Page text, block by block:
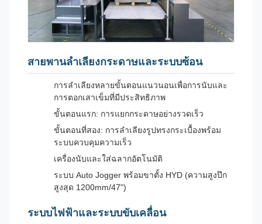
สายพานลำเลียงกระดาษและระบบซ้อน
การลำเลียงหลายขั้นตอนแนวนอนเพื่อการนับและ
การตอกเสาเข็มที่มีประสิทธิภาพ
ขั้นตอนแรก: การแยกกระดาษอย่างรวดเร็ว
ขั้นตอนที่สอง: การลำเลียงรูปทรงกระเบื้องพร้อม
ระบบควบคุมความเร็ว
เครื่องนับและใส่ฉลากอัตโนมัติ
ระบบ Auto Jogger พร้อมขาตั้ง HYD (ความสูงปึก
สูงสุด 1200mm/47")
ระบบไฟฟ้าและระบบขับเคลื่อน